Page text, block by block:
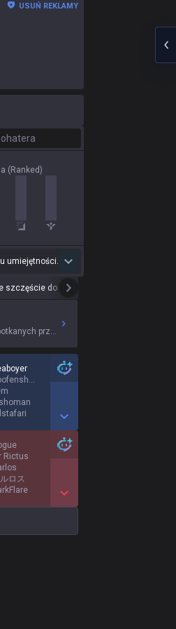
USUŃ REKLAMY
(Ranked)
umiejętności.
do drużyn?
przeciwników.
Joofenshmirtz
Show More Detail Games
Rictus
ロス
Show More Detail Games